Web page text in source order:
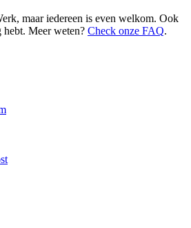
maar iedereen is even welkom. Ook
hebt. Meer weten? Check onze FAQ.